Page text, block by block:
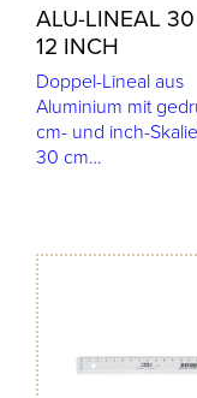
ALU-LINEAL
12 INCH
Doppel-Lineal aus
Aluminium mit
cm- und inch-
30 cm…
merken